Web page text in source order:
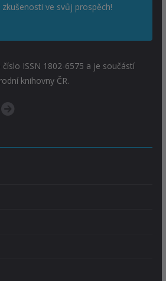
ve svůj prospěch!
číslo ISSN 1802-6575 a je součástí
knihovny ČR.